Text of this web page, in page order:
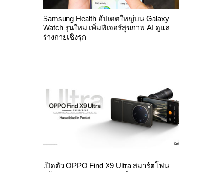
Samsung Health อัปเดตใหญ่บน Galaxy
Watch รุ่นใหม่ เพิ่มฟีเจอร์สุขภาพ AI ดูแล
ร่างกายเชิงรุก
เปิดตัว OPPO Find X9 Ultra สมาร์ตโฟน